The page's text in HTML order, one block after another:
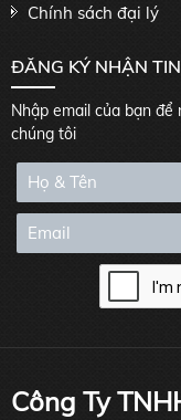
Chính sách đại lý
ĐĂNG KÝ NHẬN TIN
Nhập email của bạn
chúng tôi
Công Ty